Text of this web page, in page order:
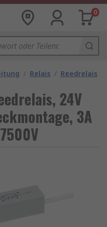
0
/ Relais / Reedrelais
24V
3A